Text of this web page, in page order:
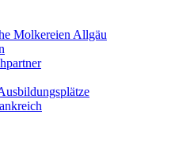
Molkereien Allgäu